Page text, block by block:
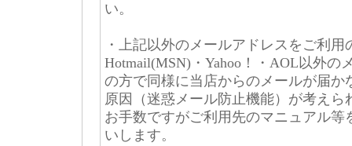
い。
・上記以外のメールアドレスをご利用
Hotmail(MSN)・Yahoo！・AOL以外の
の方で同様に当店からのメールが届か
原因（迷惑メール防止機能）が考えら
お手数ですがご利用先のマニュアル等
いします。